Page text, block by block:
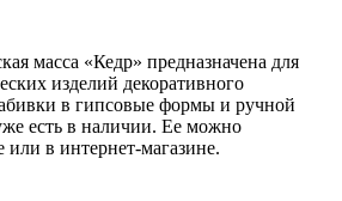
масса «Кедр» предназначена для
изделий декоративного
в гипсовые формы и ручной
есть в наличии. Ее можно
или в интернет-магазине.